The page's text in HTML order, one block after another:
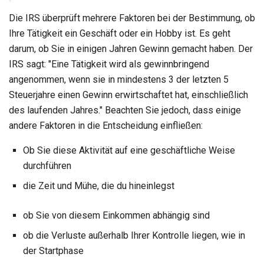
Die IRS überprüft mehrere Faktoren bei der Bestimmung, ob
Ihre Tätigkeit ein Geschäft oder ein Hobby ist. Es geht
darum, ob Sie in einigen Jahren Gewinn gemacht haben. Der
IRS sagt: "Eine Tätigkeit wird als gewinnbringend
angenommen, wenn sie in mindestens 3 der letzten 5
Steuerjahre einen Gewinn erwirtschaftet hat, einschließlich
des laufenden Jahres." Beachten Sie jedoch, dass einige
andere Faktoren in die Entscheidung einfließen:
Ob Sie diese Aktivität auf eine geschäftliche Weise
durchführen
die Zeit und Mühe, die du hineinlegst
ob Sie von diesem Einkommen abhängig sind
ob die Verluste außerhalb Ihrer Kontrolle liegen, wie in
der Startphase